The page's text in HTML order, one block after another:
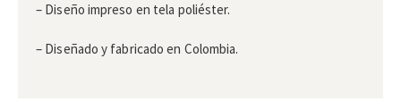
– Diseño impreso en tela poliéster.
– Diseñado y fabricado en Colombia.